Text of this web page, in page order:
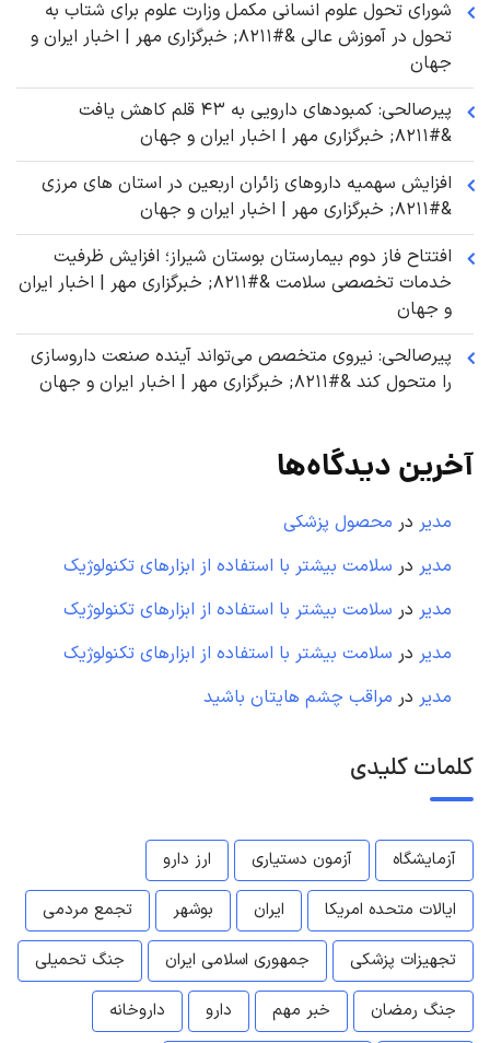
شورای تحول علوم انسانی مکمل وزارت علوم برای شتاب به
تحول در آموزش عالی &#۸۲۱۱; خبرگزاری مهر | اخبار ایران و
جهان
پیرصالحی: کمبودهای دارویی به ۴۳ قلم کاهش یافت
&#۸۲۱۱; خبرگزاری مهر | اخبار ایران و جهان
افزایش سهمیه داروهای زائران اربعین در استان های مرزی
&#۸۲۱۱; خبرگزاری مهر | اخبار ایران و جهان
افتتاح فاز دوم بیمارستان بوستان شیراز؛ افزایش ظرفیت
خدمات تخصصی سلامت &#۸۲۱۱; خبرگزاری مهر | اخبار ایران
و جهان
پیرصالحی: نیروی متخصص می‌تواند آینده صنعت داروسازی
را متحول کند &#۸۲۱۱; خبرگزاری مهر | اخبار ایران و جهان
آخرین دیدگاه‌ها
مدیر در محصول پزشکی
مدیر در سلامت بیشتر با استفاده از ابزارهای تکنولوژیک
مدیر در سلامت بیشتر با استفاده از ابزارهای تکنولوژیک
مدیر در سلامت بیشتر با استفاده از ابزارهای تکنولوژیک
مدیر در مراقب چشم هایتان باشید
کلمات کلیدی
آزمایشگاه آزمون دستیاری
ارز دارو
ایالات متحده امریکا
ایران بوشهر
تجمع مردمی
تجهیزات پزشکی
جمهوری اسلامی ایران
جنگ تحمیلی
جنگ رمضان
خبر مهم دارو
داروخانه